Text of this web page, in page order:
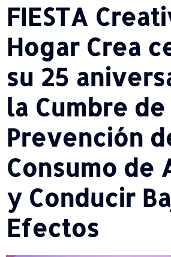
FIESTA
Hogar Crea
su 25
la Cumbre de
Prevención
Consumo de
y Conducir
Efectos